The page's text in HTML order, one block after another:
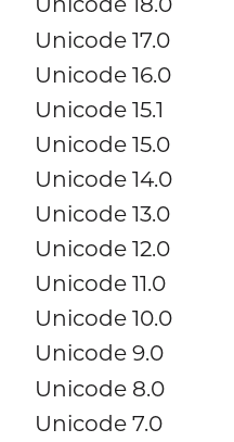
Unicode 17.0
Unicode 16.0
Unicode 15.1
Unicode 15.0
Unicode 14.0
Unicode 13.0
Unicode 12.0
Unicode 11.0
Unicode 10.0
Unicode 9.0
Unicode 8.0
Unicode 7.0